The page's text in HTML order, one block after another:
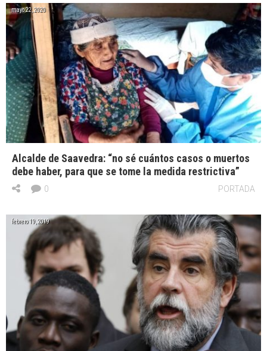
mayo 22, 2020
Alcalde de Saavedra: “no sé cuántos casos o muertos
debe haber, para que se tome la medida restrictiva”
PORTADA
0
febrero 19, 2019